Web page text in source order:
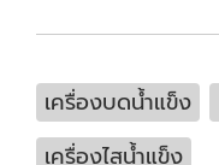
เครื่องบดน้ำแข็ง
เครื่องไสน้ำแข็ง